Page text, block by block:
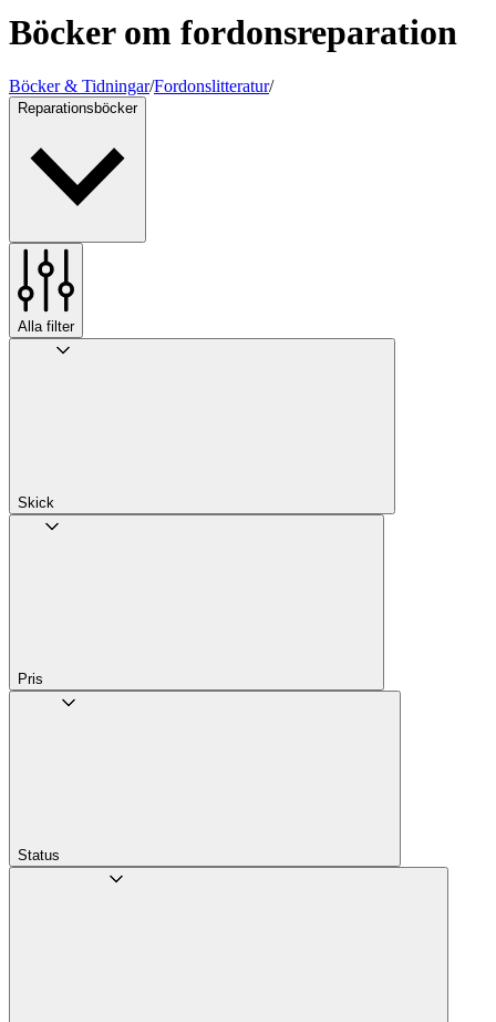
Böcker om fordonsreparation
Böcker & Tidningar/Fordonslitteratur/
Reparationsböcker
Alla filter
Skick
Pris
Status